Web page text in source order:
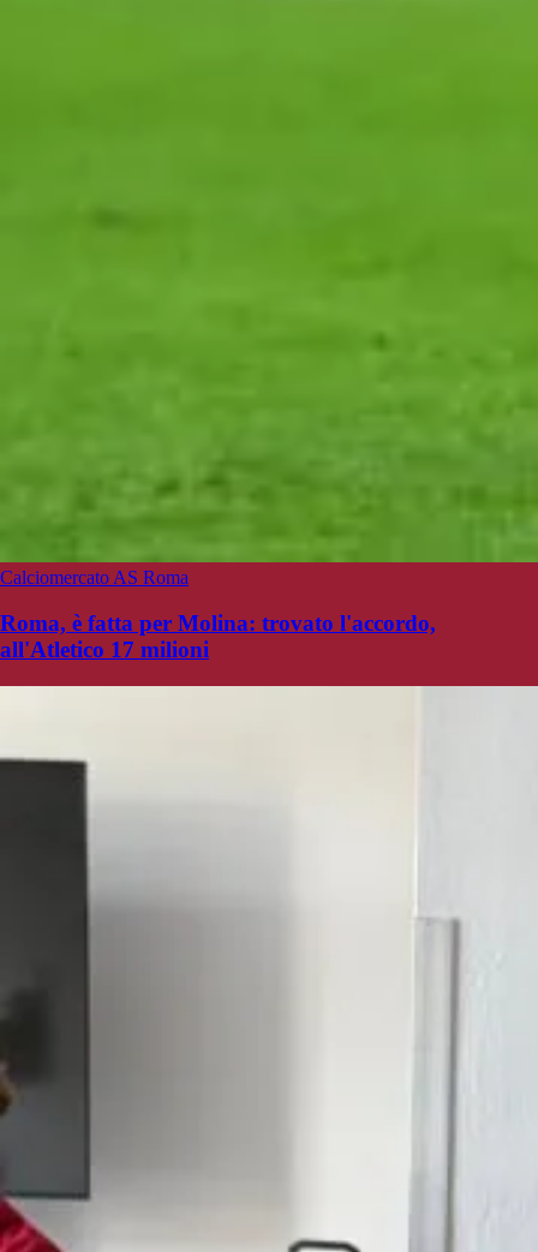
Calciomercato AS Roma
Roma, è fatta per Molina: trovato l'accordo,
all'Atletico 17 milioni